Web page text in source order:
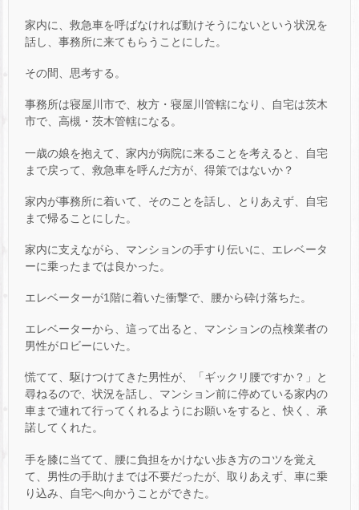
家内に、救急車を呼ばなければ動けそうにないという状況を
話し、事務所に来てもらうことにした。
その間、思考する。
事務所は寝屋川市で、枚方・寝屋川管轄になり、自宅は茨木
市で、高槻・茨木管轄になる。
一歳の娘を抱えて、家内が病院に来ることを考えると、自宅
まで戻って、救急車を呼んだ方が、得策ではないか？
家内が事務所に着いて、そのことを話し、とりあえず、自宅
まで帰ることにした。
家内に支えながら、マンションの手すり伝いに、エレベータ
ーに乗ったまでは良かった。
エレベーターが1階に着いた衝撃で、腰から砕け落ちた。
エレベーターから、這って出ると、マンションの点検業者の
男性がロビーにいた。
慌てて、駆けつけてきた男性が、「ギックリ腰ですか？」と
尋ねるので、状況を話し、マンション前に停めている家内の
車まで連れて行ってくれるようにお願いをすると、快く、承
諾してくれた。
手を膝に当てて、腰に負担をかけない歩き方のコツを覚え
て、男性の手助けまでは不要だったが、取りあえず、車に乗
り込み、自宅へ向かうことができた。